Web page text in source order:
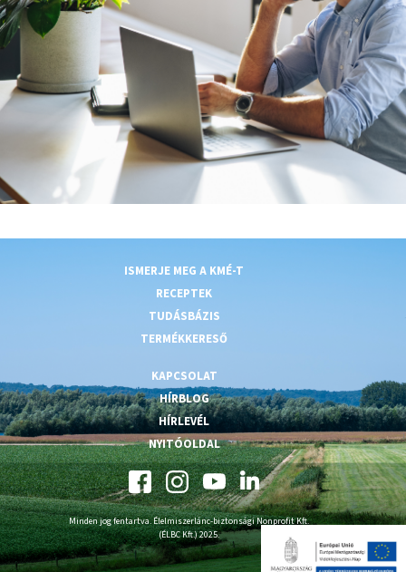
ISMERJE MEG A KMÉ-T
RECEPTEK
TUDÁSBÁZIS
TERMÉKKERESŐ
KAPCSOLAT
HÍRBLOG
HÍRLEVÉL
NYITÓOLDAL
Minden jog fentartva. Élelmiszerlánc-biztonsági Nonprofit Kft.
(ÉLBC Kft.) 2025.